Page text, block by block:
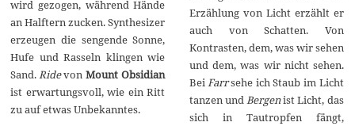
wird gezogen, während Hände
an Halftern zucken. Synthesizer
erzeugen die sengende Sonne,
Hufe und Rasseln klingen wie
Sand.RidevonMount Obsidian
ist erwartungsvoll, wie ein Ritt
zu auf etwas Unbekanntes.
Erzählung von Licht erzählt er
auch von Schatten. Von
Kontrasten, dem, was wir sehen
und dem, was wir nicht sehen.
BeiFarrsehe ich Staub im Licht
tanzen undBergenist Licht, das
sich in Tautropfen fängt,